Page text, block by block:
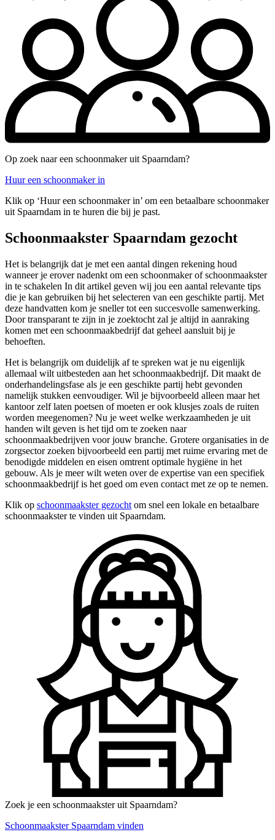
Op zoek naar een schoonmaker uit Spaarndam?
Huur een schoonmaker in
Klik op ‘Huur een schoonmaker in’ om een betaalbare schoonmaker
uit Spaarndam in te huren die bij je past.
Schoonmaakster Spaarndam gezocht
Het is belangrijk dat je met een aantal dingen rekening houd
wanneer je erover nadenkt om een schoonmaker of schoonmaakster
in te schakelen In dit artikel geven wij jou een aantal relevante tips
die je kan gebruiken bij het selecteren van een geschikte partij. Met
deze handvatten kom je sneller tot een succesvolle samenwerking.
Door transparant te zijn in je zoektocht zal je altijd in aanraking
komen met een schoonmaakbedrijf dat geheel aansluit bij je
behoeften.
Het is belangrijk om duidelijk af te spreken wat je nu eigenlijk
allemaal wilt uitbesteden aan het schoonmaakbedrijf. Dit maakt de
onderhandelingsfase als je een geschikte partij hebt gevonden
namelijk stukken eenvoudiger. Wil je bijvoorbeeld alleen maar het
kantoor zelf laten poetsen of moeten er ook klusjes zoals de ruiten
worden meegenomen? Nu je weet welke werkzaamheden je uit
handen wilt geven is het tijd om te zoeken naar
schoonmaakbedrijven voor jouw branche. Grotere organisaties in de
zorgsector zoeken bijvoorbeeld een partij met ruime ervaring met de
benodigde middelen en eisen omtrent optimale hygiëne in het
gebouw. Als je meer wilt weten over de expertise van een specifiek
schoonmaakbedrijf is het goed om even contact met ze op te nemen.
Klik op schoonmaakster gezocht om snel een lokale en betaalbare
schoonmaakster te vinden uit Spaarndam.
Zoek je een schoonmaakster uit Spaarndam?
Schoonmaakster Spaarndam vinden